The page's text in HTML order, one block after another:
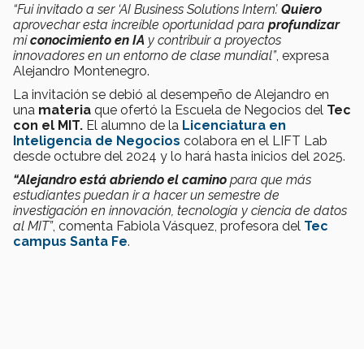
“Fui invitado a ser ‘AI Business Solutions Intern’. Quiero
aprovechar esta increíble oportunidad para profundizar
miconocimiento en IA y contribuir a proyectos
innovadores en un entorno de clase mundial”, expresa
Alejandro Montenegro.
La invitación se debió al desempeño de Alejandro en
una materia que ofertó la Escuela de Negocios del Tec
con el MIT. El alumno de la Licenciatura en
Inteligencia de Negocios colabora en el LIFT Lab
desde octubre del 2024 y lo hará hasta inicios del 2025.
“Alejandro está abriendo el camino para que más
estudiantes puedan ir a hacer un semestre de
investigación en innovación, tecnología y ciencia de datos
al MIT”, comenta Fabiola Vásquez, profesora del Tec
campus Santa Fe.